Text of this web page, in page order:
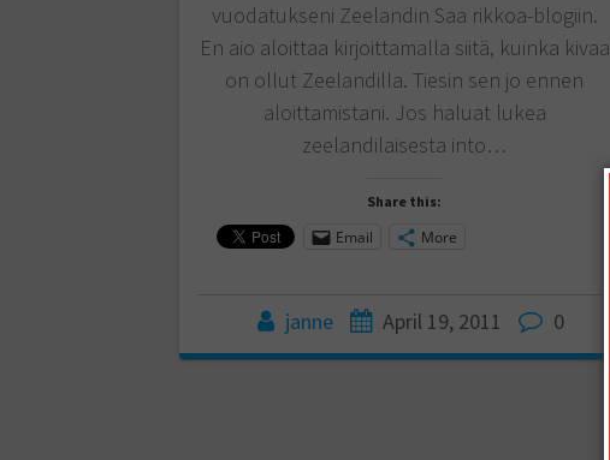
vuodatukseni Zeelandin Saa rikkoa-blogiin.
En aio aloittaa kirjoittamalla siitä, kuinka kivaa
on ollut Zeelandilla. Tiesin sen jo ennen
aloittamistani. Jos haluat lukea
zeelandilaisesta into…
Share this:
Email More
janne April 19, 2011 0